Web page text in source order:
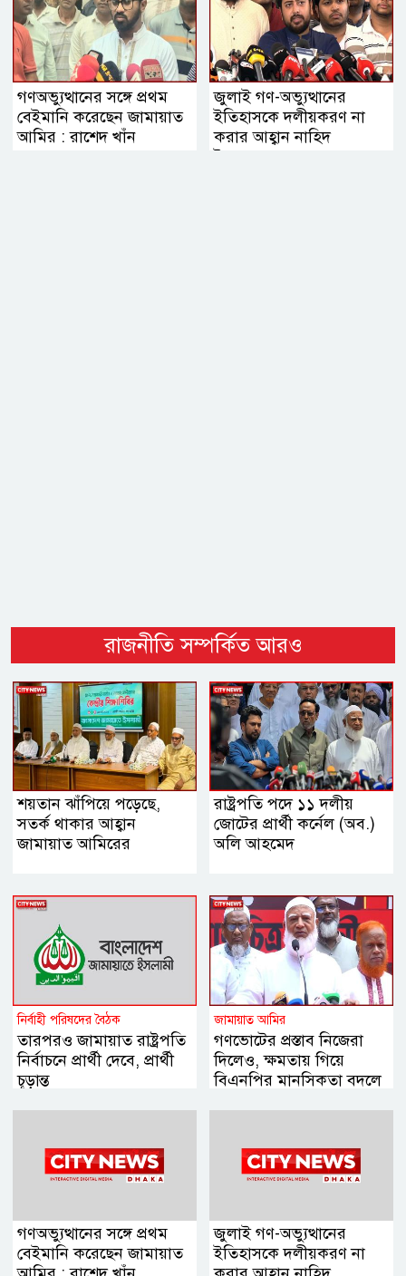
গণঅভ্যুত্থানের সঙ্গে প্রথম
বেইমানি করেছেন জামায়াত
আমির : রাশেদ খাঁন
জুলাই গণ-অভ্যুত্থানের
ইতিহাসকে দলীয়করণ না
করার আহ্বান নাহিদ
ইসলামের
রাজনীতি সম্পর্কিত আরও
শয়তান ঝাঁপিয়ে পড়েছে,
সতর্ক থাকার আহ্বান
জামায়াত আমিরের
রাষ্ট্রপতি পদে ১১ দলীয়
জোটের প্রার্থী কর্নেল (অব.)
অলি আহমেদ
নির্বাহী পরিষদের বৈঠক
তারপরও জামায়াত রাষ্ট্রপতি
নির্বাচনে প্রার্থী দেবে, প্রার্থী
চূড়ান্ত
জামায়াত আমির
গণভোটের প্রস্তাব নিজেরা
দিলেও, ক্ষমতায় গিয়ে
বিএনপির মানসিকতা বদলে
গণঅভ্যুত্থানের সঙ্গে প্রথম
বেইমানি করেছেন জামায়াত
জুলাই গণ-অভ্যুত্থানের
ইতিহাসকে দলীয়করণ না